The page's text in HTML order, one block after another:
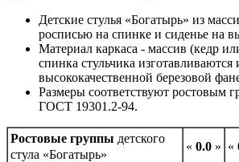
Детские стулья «Богатырь» из
росписью на спинке и сиденье на
Материал каркаса - массив (кедр
спинка стульчика изготавливаются
высококачественной березовой
Размеры соответствуют ростовым
ГОСТ 19301.2-94.
Ростовые группы детского
стула «Богатырь»
« 0.0 » «